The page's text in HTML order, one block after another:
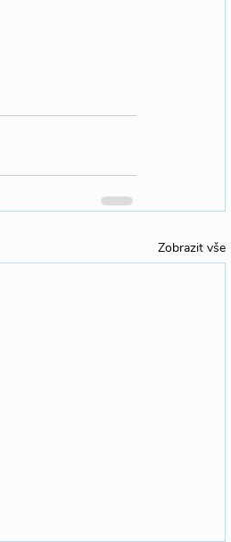
Zobrazit vše